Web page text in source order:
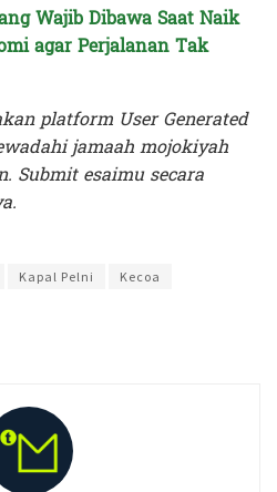
Wajib Dibawa Saat Naik
agar Perjalanan Tak
platform User Generated
jamaah mojokiyah
Submit esaimu secara
Kapal Pelni Kecoa